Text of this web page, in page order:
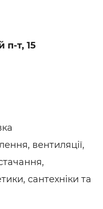
п-т, 15
вентиляції,
сантехніки та